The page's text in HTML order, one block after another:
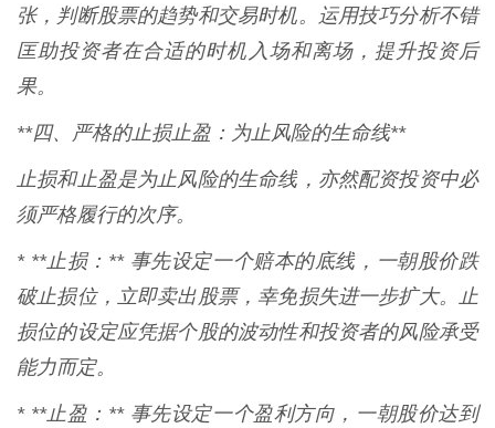
张，判断股票的趋势和交易时机。运用技巧分析不错
匡助投资者在合适的时机入场和离场，提升投资后
果。
**四、严格的止损止盈：为止风险的生命线**
止损和止盈是为止风险的生命线，亦然配资投资中必
须严格履行的次序。
* **止损：** 事先设定一个赔本的底线，一朝股价跌
破止损位，立即卖出股票，幸免损失进一步扩大。止
损位的设定应凭据个股的波动性和投资者的风险承受
能力而定。
* **止盈：** 事先设定一个盈利方向，一朝股价达到